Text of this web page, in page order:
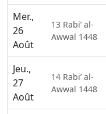
Mer.,
26
Août
13 Rabi’ al-
Awwal 1448
Jeu.,
27
Août
14 Rabi’ al-
Awwal 1448